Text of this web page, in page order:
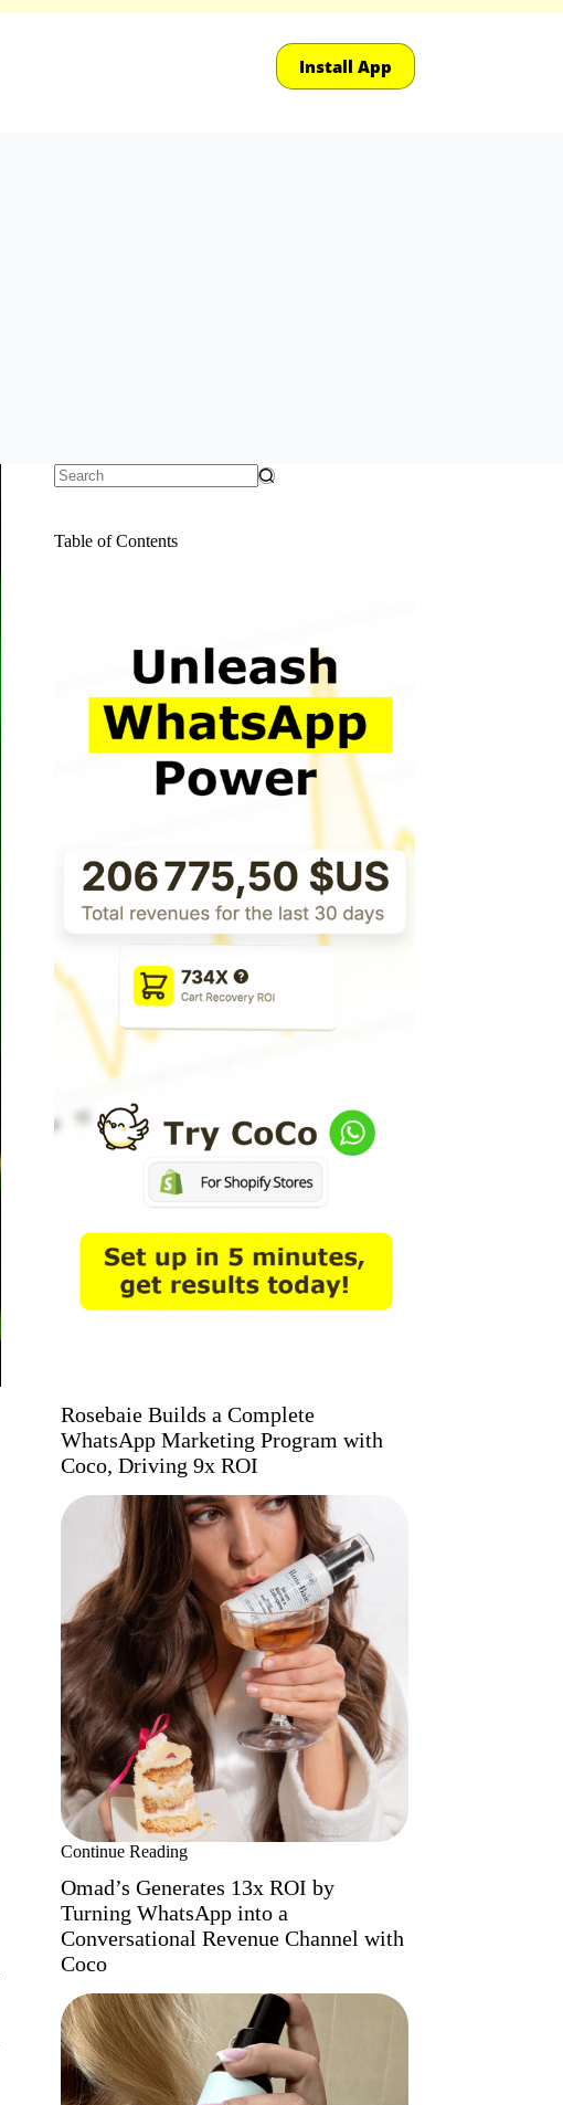
Install App
Table of Contents
Rosebaie Builds a Complete
WhatsApp Marketing Program with
Coco, Driving 9x ROI
Continue Reading
Omad’s Generates 13x ROI by
Turning WhatsApp into a
Conversational Revenue Channel with
Coco